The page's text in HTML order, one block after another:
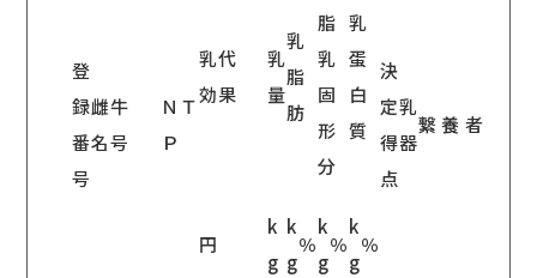
登
録
番
号
雌牛
名号
ＮＴ
Ｐ
乳代
効果
乳
量
乳
脂
肪
脂
乳
固
形
分
乳
蛋
白
質
決
定
得
点
乳
器
繋 養 者
円
k
g
k
g
％
k
g
％
k
g
％